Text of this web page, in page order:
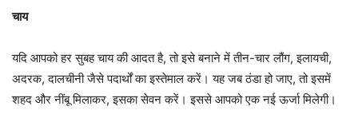
चाय
यदि आपको हर सुबह चाय की आदत है, तो इसे बनाने में तीन-चार लौंग, इलायची,
अदरक, दालचीनी जैसे पदार्थों का इस्तेमाल करें। यह जब ठंडा हो जाए, तो इसमें
शहद और नींबू मिलाकर, इसका सेवन करें। इससे आपको एक नई ऊर्जा मिलेगी।